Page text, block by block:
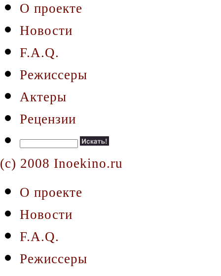
О проекте
Новости
F.A.Q.
Режиссеры
Актеры
Рецензии
(c) 2008 Inoekino.ru
О проекте
Новости
F.A.Q.
Режиссеры